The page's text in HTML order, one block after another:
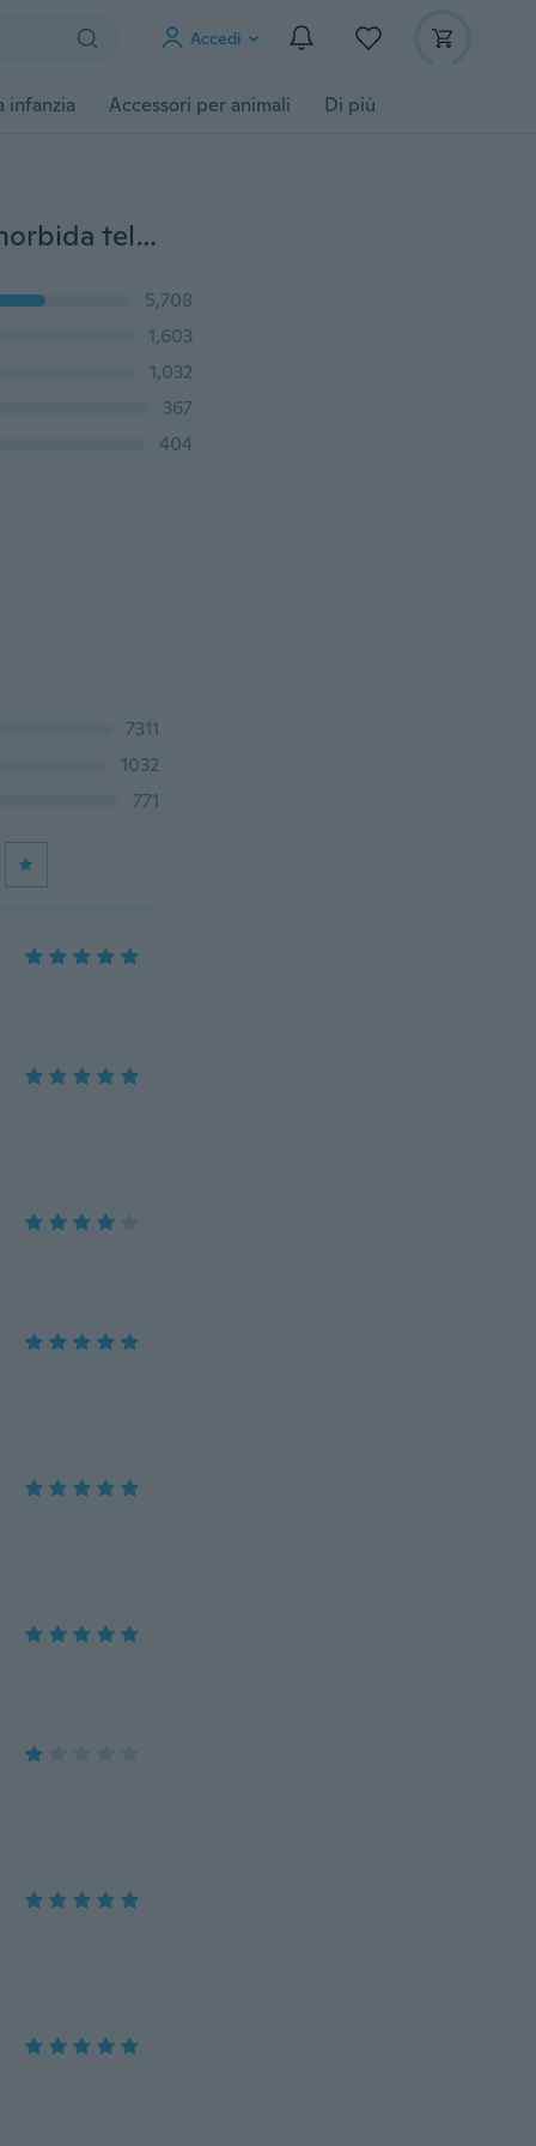
Accedi
infanzia Accessori per animali Di più
Scarpe per neonato bambino ragazzo ragazza suola morbida tela sneaker bambino 0-18 m
5,708
1,603
1,032
367
404
7311
1032
771